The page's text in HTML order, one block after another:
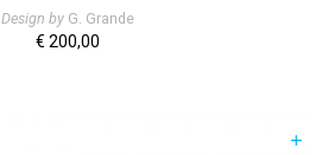
Design by G. Grande
€ 200,00
+